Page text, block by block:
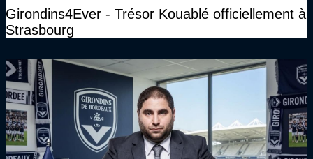
Girondins4Ever - Trésor Kouablé officiellement à
Strasbourg